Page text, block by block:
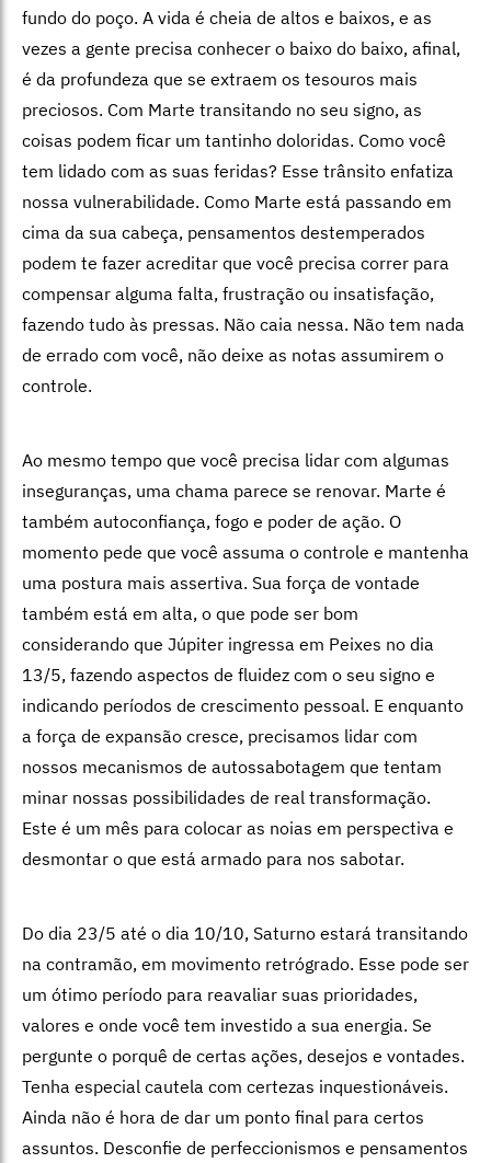
fundo do poço. A vida é cheia de altos e baixos, e as
vezes a gente precisa conhecer o baixo do baixo, afinal,
é da profundeza que se extraem os tesouros mais
preciosos. Com Marte transitando no seu signo, as
coisas podem ficar um tantinho doloridas. Como você
tem lidado com as suas feridas? Esse trânsito enfatiza
nossa vulnerabilidade. Como Marte está passando em
cima da sua cabeça, pensamentos destemperados
podem te fazer acreditar que você precisa correr para
compensar alguma falta, frustração ou insatisfação,
fazendo tudo às pressas. Não caia nessa. Não tem nada
de errado com você, não deixe as notas assumirem o
controle.
Ao mesmo tempo que você precisa lidar com algumas
inseguranças, uma chama parece se renovar. Marte é
também autoconfiança, fogo e poder de ação. O
momento pede que você assuma o controle e mantenha
uma postura mais assertiva. Sua força de vontade
também está em alta, o que pode ser bom
considerando que Júpiter ingressa em Peixes no dia
13/5, fazendo aspectos de fluidez com o seu signo e
indicando períodos de crescimento pessoal. E enquanto
a força de expansão cresce, precisamos lidar com
nossos mecanismos de autossabotagem que tentam
minar nossas possibilidades de real transformação.
Este é um mês para colocar as noias em perspectiva e
desmontar o que está armado para nos sabotar.
Do dia 23/5 até o dia 10/10, Saturno estará transitando
na contramão, em movimento retrógrado. Esse pode ser
um ótimo período para reavaliar suas prioridades,
valores e onde você tem investido a sua energia. Se
pergunte o porquê de certas ações, desejos e vontades.
Tenha especial cautela com certezas inquestionáveis.
Ainda não é hora de dar um ponto final para certos
assuntos. Desconfie de perfeccionismos e pensamentos